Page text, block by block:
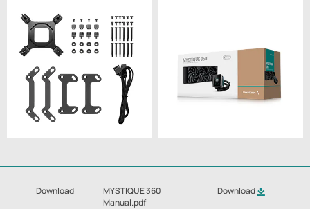
Download
MYSTIQUE 360
Manual.pdf
Download